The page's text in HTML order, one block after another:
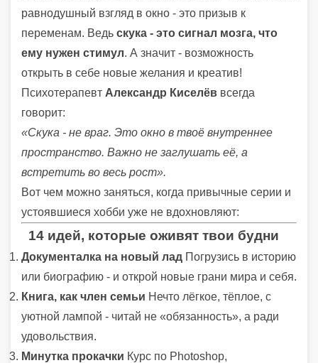
равнодушный взгляд в окно - это призыв к
переменам. Ведь скука - это сигнал мозга, что
ему нужен стимул. А значит - возможность
открыть в себе новые желания и креатив!
Психотерапевт Александр Киселёв всегда
говорит:
«Скука - не враг. Это окно в твоё внутреннее
пространство. Важно не заглушать её, а
встретить во весь рост».
Вот чем можно заняться, когда привычные серии и
устоявшиеся хобби уже не вдохновляют:
14 идей, которые оживят твои будни
Документалка на новый лад Погрузись в историю
или биографию - и открой новые грани мира и себя.
Книга, как член семьи Нечто лёгкое, тёплое, с
уютной лампой - читай не «обязанность», а ради
удовольствия.
Минутка прокачки Курс по Photoshop,